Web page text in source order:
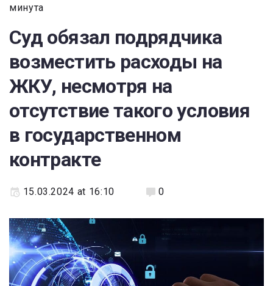
минута
Суд обязал подрядчика
возместить расходы на
ЖКУ, несмотря на
отсутствие такого условия
в государственном
контракте
15.03.2024 at 16:10 0